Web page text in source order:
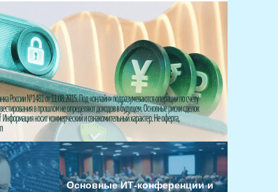
Основные ИТ-конференции и